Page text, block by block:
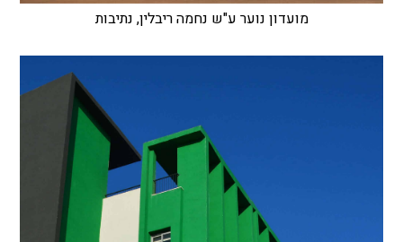
מועדון נוער ע"ש נחמה ריבלין, נתיבות